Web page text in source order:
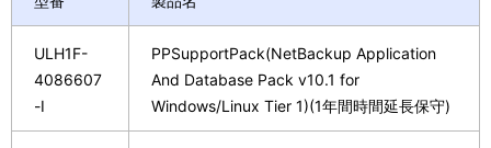
ULH1F-
4086607
-I
PPSupportPack(NetBackup Application
And Database Pack v10.1 for
Windows/Linux Tier 1)(1年間時間延長保守)